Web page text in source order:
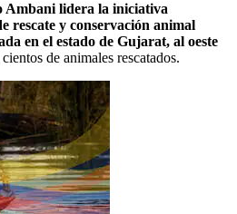
Ambani lidera la iniciativa
rescate y conservación animal
en el estado de Gujarat, al oeste
de animales rescatados.